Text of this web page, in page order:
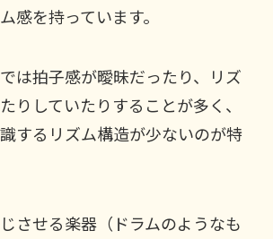
感を持っています。
は拍子感が曖昧だったり、リズ
りしていたりすることが多く、
するリズム構造が少ないのが特
させる楽器（ドラムのようなも